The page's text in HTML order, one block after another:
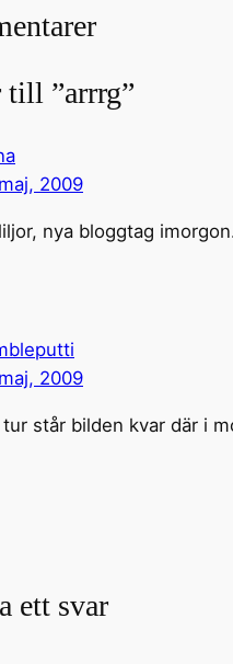
till ”arrrg”
2009
nya bloggtag
2009
står bilden kvar där i
ett svar